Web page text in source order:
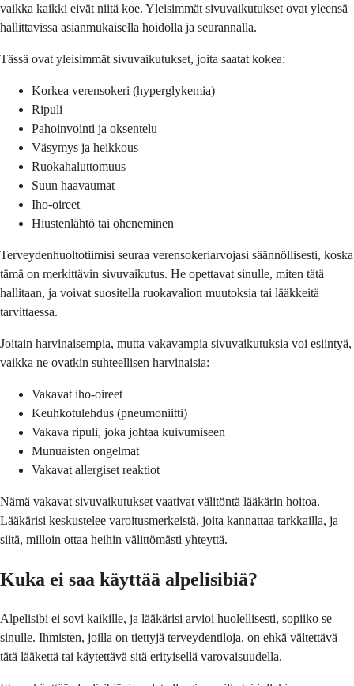
vaikka kaikki eivät niitä koe. Yleisimmät sivuvaikutukset ovat yleensä
hallittavissa asianmukaisella hoidolla ja seurannalla.
Tässä ovat yleisimmät sivuvaikutukset, joita saatat kokea:
Korkea verensokeri (hyperglykemia)
Ripuli
Pahoinvointi ja oksentelu
Väsymys ja heikkous
Ruokahaluttomuus
Suun haavaumat
Iho-oireet
Hiustenlähtö tai oheneminen
Terveydenhuoltotiimisi seuraa verensokeriarvojasi säännöllisesti, koska
tämä on merkittävin sivuvaikutus. He opettavat sinulle, miten tätä
hallitaan, ja voivat suositella ruokavalion muutoksia tai lääkkeitä
tarvittaessa.
Joitain harvinaisempia, mutta vakavampia sivuvaikutuksia voi esiintyä,
vaikka ne ovatkin suhteellisen harvinaisia:
Vakavat iho-oireet
Keuhkotulehdus (pneumoniitti)
Vakava ripuli, joka johtaa kuivumiseen
Munuaisten ongelmat
Vakavat allergiset reaktiot
Nämä vakavat sivuvaikutukset vaativat välitöntä lääkärin hoitoa.
Lääkärisi keskustelee varoitusmerkeistä, joita kannattaa tarkkailla, ja
siitä, milloin ottaa heihin välittömästi yhteyttä.
Kuka ei saa käyttää alpelisibiä?
Alpelisibi ei sovi kaikille, ja lääkärisi arvioi huolellisesti, sopiiko se
sinulle. Ihmisten, joilla on tiettyjä terveydentiloja, on ehkä vältettävä
tätä lääkettä tai käytettävä sitä erityisellä varovaisuudella.